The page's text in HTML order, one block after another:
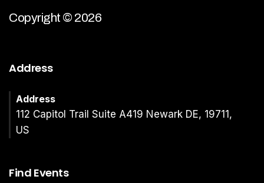
Copyright © 2026
Address
Address
112 Capitol Trail Suite A419 Newark DE, 19711,
US
Find Events